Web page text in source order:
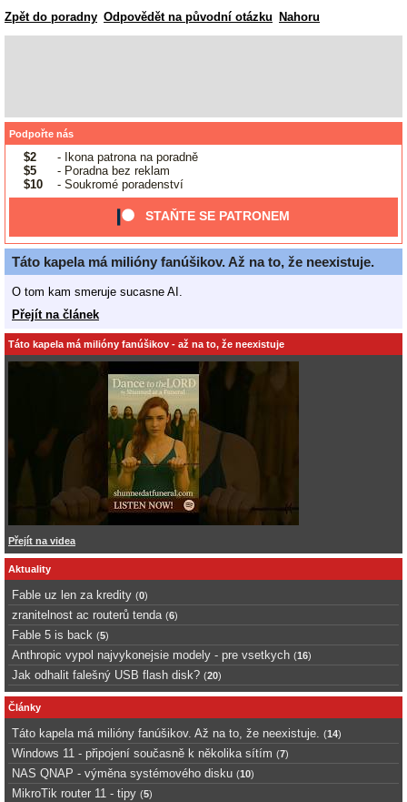
Zpět do poradny Odpovědět na původní otázku Nahoru
Podpořte nás
$2
- Ikona patrona na poradně
$5
- Poradna bez reklam
$10
- Soukromé poradenství
STAŇTE SE PATRONEM
Táto kapela má milióny fanúšikov. Až na to, že neexistuje.
O tom kam smeruje sucasne AI.
Přejít na článek
Táto kapela má milióny fanúšikov - až na to, že neexistuje
Přejít na videa
Aktuality
Fable uz len za kredity (0)
zranitelnost ac routerů tenda (6)
Fable 5 is back (5)
Anthropic vypol najvykonejsie modely - pre vsetkych (16)
Jak odhalit falešný USB flash disk? (20)
Články
Táto kapela má milióny fanúšikov. Až na to, že neexistuje. (14)
Windows 11 - připojení současně k několika sítím (7)
NAS QNAP - výměna systémového disku (10)
MikroTik router 11 - tipy (5)